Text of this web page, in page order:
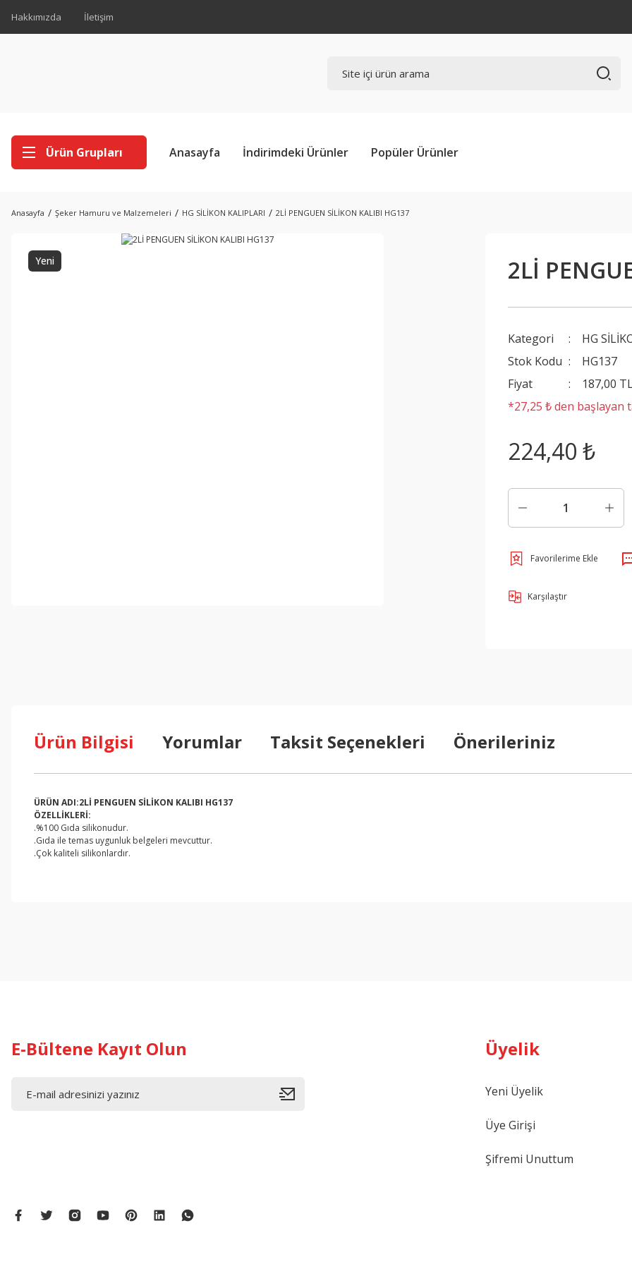
Hakkımızda İletişim
Ürün Grupları Anasayfa İndirimdeki Ürünler Popüler Ürünler
Anasayfa Şeker Hamuru ve Malzemeleri HG SİLİKON KALIPLARI 2Lİ PENGUEN SİLİKON KALIBI HG137
Yeni 2Lİ
Kategori
HG
Stok Kodu
HG137
Fiyat
187,00
*27,25 ₺ den başlayan
224,40 ₺
Karşılaştır
Ürün Bilgisi Yorumlar Taksit Seçenekleri Önerileriniz
ÜRÜN ADI:2Lİ PENGUEN SİLİKON KALIBI HG137
ÖZELLİKLERİ:
.%100 Gıda silikonudur.
.Gıda ile temas uygunluk belgeleri mevcuttur.
.Çok kaliteli silikonlardır.
E-Bültene Kayıt Olun Üyelik
Yeni Üyelik
Üye Girişi
Şifremi Unuttum